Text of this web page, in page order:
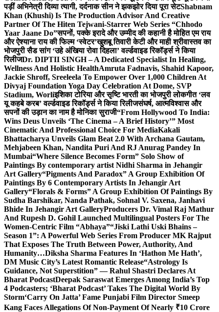
पड़ीं अभिनेत्री दिव्या त्यागी, दर्दनाक सीन ने झकझोर दिया पूरा सेटShabnam
Khan (Khushi) Is The Production Advisor And Creative
Partner Of The Hiten Tejwani-Starrer Web Series “Chhodo
Yaar Jaane Do”सपनों, पक्के इरादे और उम्मीद की कहानी है मोहित एम राय
और ऐश्याना राय की फिल्म ‘स्वेटर’खुशबू तिवारी केटी और माही श्रीवास्तव का
भोजपुरी सैड सांग ‘उहे अंखिया रोवा दिहला’ वर्ल्डवाइड रिकॉर्ड्स ने किया
रिलीजDr. DIPTII SINGH – A Dedicated Specialist In Healing,
Wellness And Holistic HealthAmruta Fadnavis, Shahid Kapoor,
Jackie Shroff, Sreeleela To Empower Over 1,000 Children At
Divyaj Foundation Yoga Day Celebration At Dome, SVP
Stadium, Worliइशिका टोरिया और सृष्टि भारती का भोजपुरी लोकगीत ‘लव
यू कहबे करब’ वर्ल्डवाइड रिकॉर्ड्स ने किया रिलीजसंघर्ष, आत्मविश्वास और
सपनों की उड़ान का नाम है मोनिका सुराजी“From Hollywood To India:
Wins Deus Unveils ‘The Cinema – A Brief History’” Most
Cinematic And Professional Choice For MediaKakali
Bhattacharya Unveils Glam Beat 2.0 With Archana Gautam,
Mehjabeen Khan, Nandita Puri And RJ Anurag Pandey In
Mumbai“Where Silence Becomes Form” Solo Show of
Paintings By contemporary artist Nidhi Sharma in Jehangir
Art Gallery“Pigments And Paradox” A Group Exhibition Of
Paintings By 6 Contemporary Artists In Jehangir Art
Gallery“Florals & Forms” A Group Exhibition Of Paintings By
Sudha Barshikar, Nanda Pathak, Sohnal V. Saxena, Janhavi
Bhide In Jehangir Art GalleryProducers Dr. Vimal Raj Mathur
And Rupesh D. Gohil Launched Multilingual Posters For The
Women-Centric Film “Abhaya”“Jiski Lathi Uski Bhains –
Season 1”: A Powerful Web Series From Producer MK Rajput
That Exposes The Truth Between Power, Authority, And
Humanity…Diksha Sharma Features In ‘Hathon Me Hath’,
DM Music City’s Latest Romantic Release“Astrology Is
Guidance, Not Superstition” — Rahul Shastri Declares At
Bharat PodcastDeepak Saraswat Emerges Among India’s Top
4 Podcasters; ‘Bharat Podcast’ Takes The Digital World By
Storm‘Carry On Jatta’ Fame Punjabi Film Director Smeep
Kang Faces Allegations Of Non-Payment Of Nearly ₹10 Crore